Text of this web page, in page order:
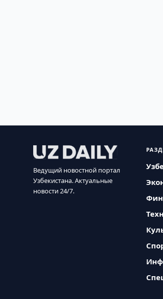
Ведущий новостной портал
Узбекистана. Актуальные
новости 24/7.